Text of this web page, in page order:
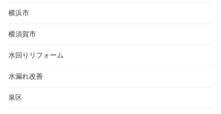
横浜市
横須賀市
水回りリフォーム
水漏れ改善
泉区